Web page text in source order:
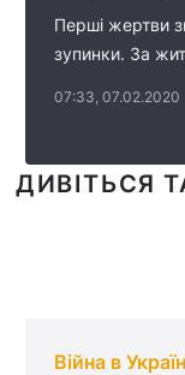
Перші жертви
зупинки. За
07:33, 07.02.2020
ДИВІТЬСЯ
Війна в